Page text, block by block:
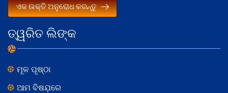
ତ୍ୱରିତ ଲିଙ୍କ
ମୂଳ ପୃଷ୍ଠା
ଆମ ବିଷଯ଼ରେ
ଏକ ଉକ୍ତି ଅନୁରୋଧ କରନ୍ତୁ